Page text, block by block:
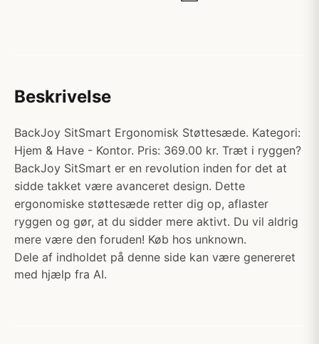
Beskrivelse
BackJoy SitSmart Ergonomisk Støttesæde. Kategori:
Hjem & Have - Kontor. Pris: 369.00 kr. Træt i ryggen?
BackJoy SitSmart er en revolution inden for det at
sidde takket være avanceret design. Dette
ergonomiske støttesæde retter dig op, aflaster
ryggen og gør, at du sidder mere aktivt. Du vil aldrig
mere være den foruden! Køb hos unknown.
Dele af indholdet på denne side kan være genereret
med hjælp fra AI.